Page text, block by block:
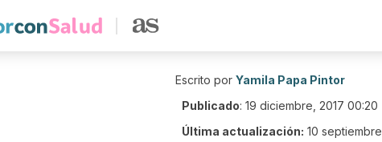
Escrito por Yamila Papa Pintor
Publicado: 19 diciembre, 2017 00:20
Última actualización: 10 septiembre,